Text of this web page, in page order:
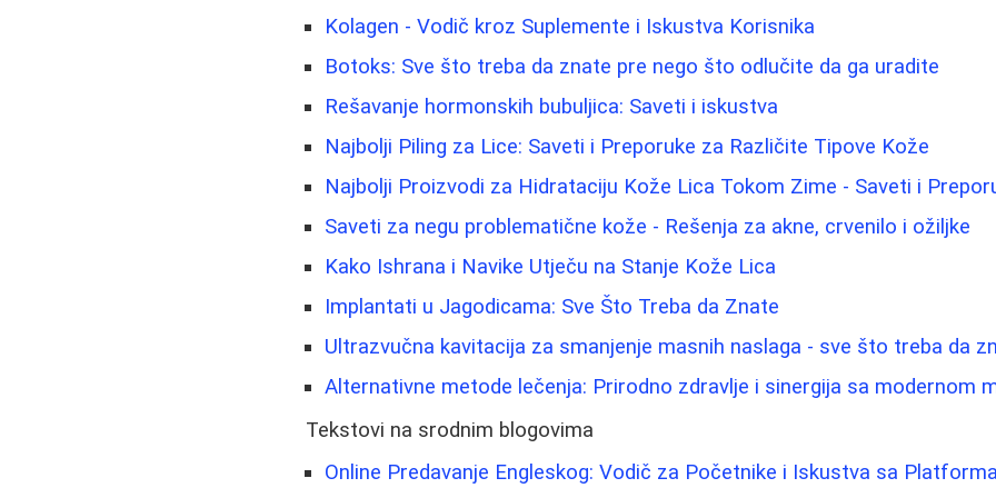
Kolagen - Vodič kroz Suplemente i Iskustva Korisnika
Botoks: Sve što treba da znate pre nego što odlučite da ga uradite
Rešavanje hormonskih bubuljica: Saveti i iskustva
Najbolji Piling za Lice: Saveti i Preporuke za Različite Tipove Kože
Najbolji Proizvodi za Hidrataciju Kože Lica Tokom Zime - Saveti i
Saveti za negu problematične kože - Rešenja za akne, crvenilo i ožiljke
Kako Ishrana i Navike Utječu na Stanje Kože Lica
Implantati u Jagodicama: Sve Što Treba da Znate
Ultrazvučna kavitacija za smanjenje masnih naslaga - sve što treba da
Alternativne metode lečenja: Prirodno zdravlje i sinergija sa modernom
Tekstovi na srodnim blogovima
Online Predavanje Engleskog: Vodič za Početnike i Iskustva sa